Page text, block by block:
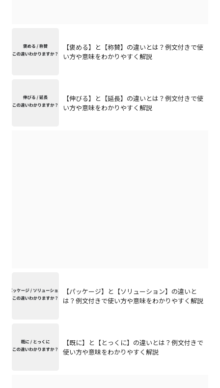
【褒める】と【称賛】の違いとは？例文付きで使
い方や意味をわかりやすく解説
【伸びる】と【延長】の違いとは？例文付きで使
い方や意味をわかりやすく解説
【パッケージ】と【ソリューション】の違いと
は？例文付きで使い方や意味をわかりやすく解説
【既に】と【とっくに】の違いとは？例文付きで
使い方や意味をわかりやすく解説